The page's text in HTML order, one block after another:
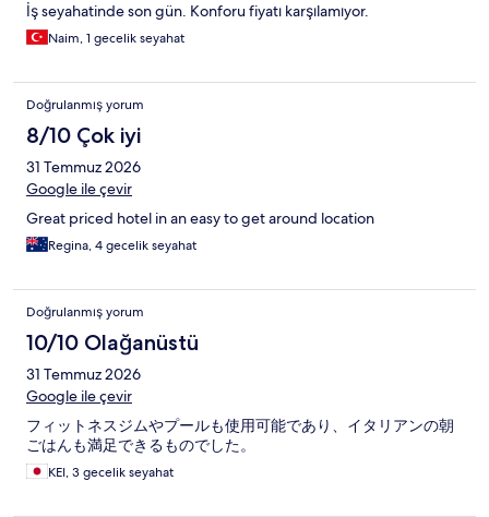
İş seyahatinde son gün. Konforu fiyatı karşılamıyor.
Naim, 1 gecelik seyahat
Doğrulanmış yorum
8/10 Çok iyi
31 Temmuz 2026
Google ile çevir
Great priced hotel in an easy to get around location
Regina, 4 gecelik seyahat
Doğrulanmış yorum
10/10 Olağanüstü
31 Temmuz 2026
Google ile çevir
フィットネスジムやプールも使用可能であり、イタリアンの朝
ごはんも満足できるものでした。
KEI, 3 gecelik seyahat